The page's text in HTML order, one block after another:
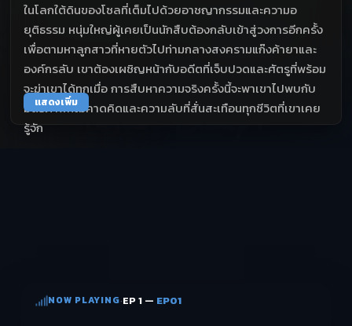
ในโลกใต้ดินของโซลที่เต็มไปด้วยอาชญากรรมและความอ
ยุติธรรม หนุ่มใหญ่ผู้เคยเป็นนักสืบต้องกลับเข้าสู่วงการอีกครั้ง
เพื่อตามหาลูกสาวที่หายตัวไปท่ามกลางสงครามแก๊งค้ายาและ
องค์กรลับ เขาต้องเผชิญหน้ากับอดีตที่เจ็บปวดและศัตรูที่พร้อม
จะฆ่าเขาได้ทุกเมื่อ การสืบหาความจริงครั้งนี้จะพาเขาไปพบกับ
มิตรภาพที่ไม่คาดคิดและความลับที่สั่นสะเทือนทุกชีวิตที่เขาเคย
รู้จัก
แสดงเพิ่ม
NOW PLAYING·EP 1 — EP01